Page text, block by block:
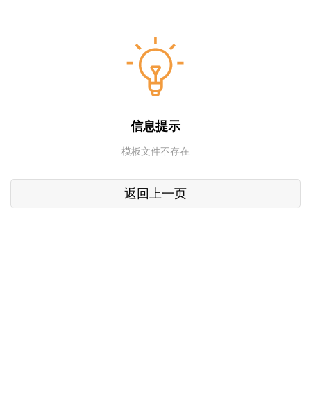
信息提示
模板文件不存在
返回上一页